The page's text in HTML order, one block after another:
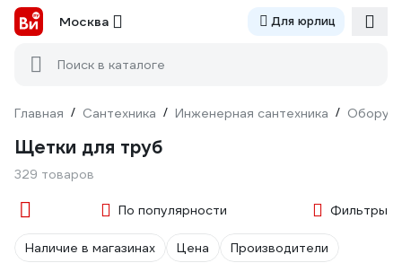
Москва Для юрлиц
Поиск в каталоге
Главная / Сантехника / Инженерная сантехника /
Щетки для труб
329 товаров
По популярности Фильтры
Наличие в магазинах Цена Производители